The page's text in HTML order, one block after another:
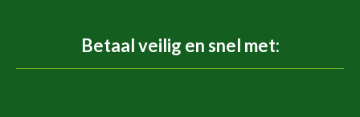
Betaal veilig en snel met: